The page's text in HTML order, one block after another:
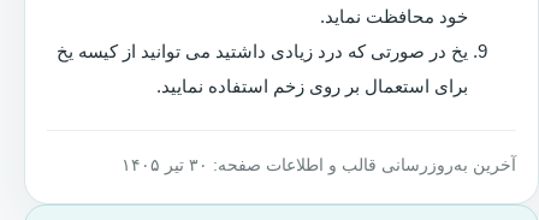
خود محافظت نماید.
یخ در صورتی که درد زیادی داشتید می توانید از کیسه یخ
برای استعمال بر روی زخم استفاده نمایید.
آخرین به‌روزرسانی قالب و اطلاعات صفحه: ۳۰ تیر ۱۴۰۵